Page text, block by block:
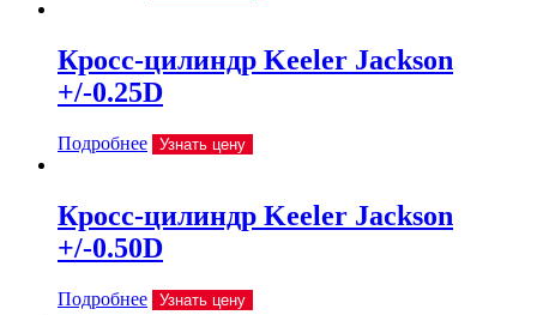
Кросс-цилиндр Keeler Jackson
+/-0.25D
Подробнее Узнать цену
Кросс-цилиндр Keeler Jackson
+/-0.50D
Подробнее Узнать цену